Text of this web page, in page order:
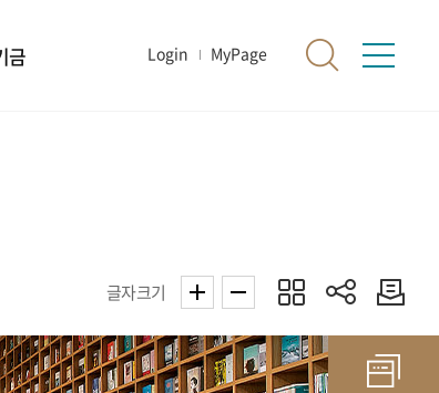
금 Login MyPage
글자크기